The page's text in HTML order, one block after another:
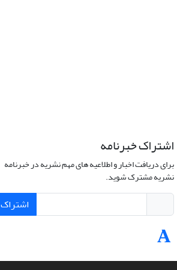
اشتراک خبرنامه
برای دریافت اخبار و اطلاعیه های مهم نشریه در خبرنامه
نشریه مشترک شوید.
اشتراک